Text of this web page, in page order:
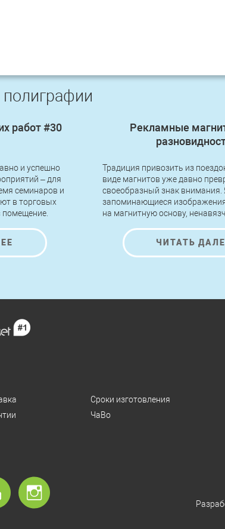
работ #30
и успешно
– для
семинаров и
в торговых
помещение.
их
Рекламные
Традиция привозить из
виде магнитов уже давно
своеобразный знак внимания.
запоминающиеся
на магнитную основу,
на них информацией и
красивые рисунки.ЧИТАТЬ
Сроки изготовления
ЧаВо